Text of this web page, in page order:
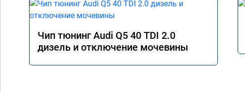
Чип тюнинг Audi Q5 40 TDI 2.0
дизель и отключение мочевины